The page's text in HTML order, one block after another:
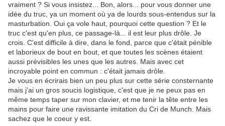
vraiment ? Si vous insistez... Bon, alors... pour vous donner une
idée du truc, ya un moment où ya de lourds sous-entendus sur la
masturbation. Oui ça vole haut, pourquoi cette question ? Et le
truc c'est qu'en plus, ce passage-là... il est leur plus drôle. Je
crois. C'est difficile à dire, dans le fond, parce que c'était pénible
et laborieux de bout en bout, et que toutes les scènes étaient
aussi prévisibles les unes que les autres. Mais avec cet
incroyable point en commun : c'était jamais drôle.
Je vous en écrirais bien un peu plus sur cette série consternante
mais j'ai un gros soucis logistique, c'est que je ne peux pas en
même temps taper sur mon clavier, et me tenir la tête entre les
mains pour faire une ravissante imitation du Cri de Munch. Mais
sachez que le coeur y est.